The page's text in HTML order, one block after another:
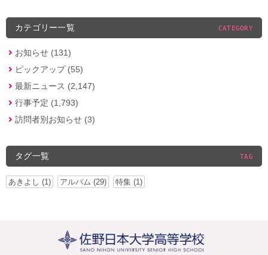
カテゴリー一覧 CATEGORY
お知らせ (131)
ピックアップ (55)
最新ニュース (2,147)
行事予定 (1,793)
訪問者別お知らせ (3)
タグ一覧 TAG
あきよし (1) アルバム (29) 特集 (1)